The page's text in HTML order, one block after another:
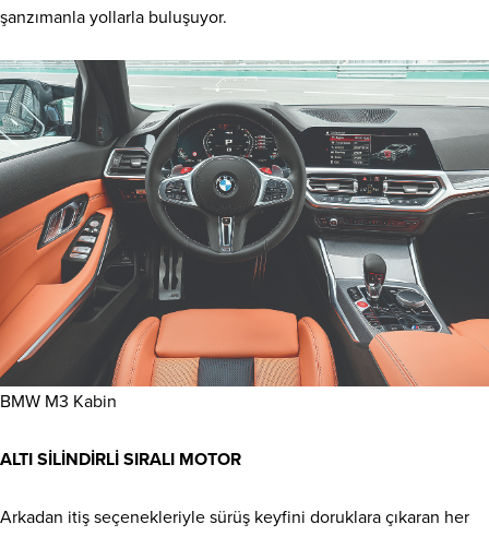
şanzımanla yollarla buluşuyor.
BMW M3 Kabin
ALTI SİLİNDİRLİ SIRALI MOTOR
Arkadan itiş seçenekleriyle sürüş keyfini doruklara çıkaran her